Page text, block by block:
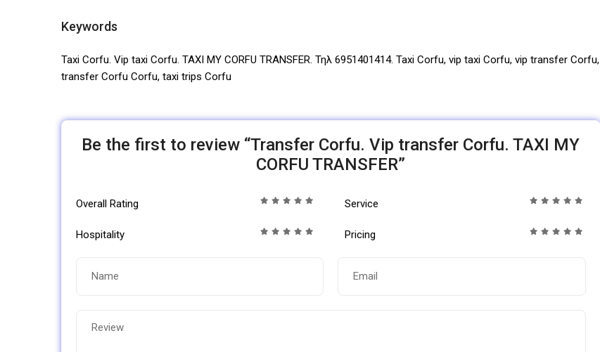
Keywords
Taxi Corfu. Vip taxi Corfu. TAXI MY CORFU TRANSFER. Τηλ 6951401414. Taxi Corfu, vip taxi Corfu, vip transfer Corfu,
transfer Corfu Corfu, taxi trips Corfu
Be the first to review “Transfer Corfu. Vip transfer Corfu. TAXI MY
CORFU TRANSFER”
Overall Rating Service
Hospitality Pricing